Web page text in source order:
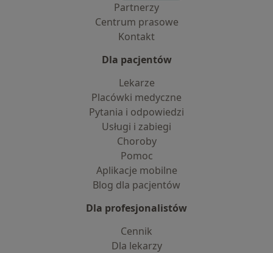
Partnerzy
Centrum prasowe
Kontakt
Dla pacjentów
Lekarze
Placówki medyczne
Pytania i odpowiedzi
Usługi i zabiegi
Choroby
Pomoc
Aplikacje mobilne
Blog dla pacjentów
Dla profesjonalistów
Cennik
Dla lekarzy